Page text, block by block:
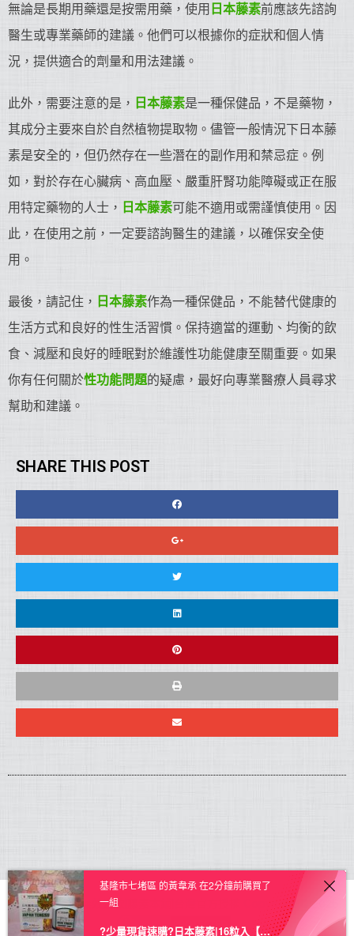
無論是長期用藥還是按需用藥，使用 日本藤素前應該先諮詢
醫生或專業藥師的建議。他們可以根據你的症狀和個人情
況，提供適合的劑量和用法建議。
此外，需要注意的是， 日本藤素是一種保健品，不是藥物，
其成分主要來自於自然植物提取物。儘管一般情況下日本藤
素是安全的，但仍然存在一些潛在的副作用和禁忌症。例
如，對於存在心臟病、高血壓、嚴重肝腎功能障礙或正在服
用特定藥物的人士， 日本藤素可能不適用或需謹慎使用。因
此，在使用之前，一定要諮詢醫生的建議，以確保安全使
用。
最後，請記住， 日本藤素作為一種保健品，不能替代健康的
生活方式和良好的性生活習慣。保持適當的運動、均衡的飲
食、減壓和良好的睡眠對於維護性功能健康至關重要。如果
你有任何關於性功能問題的疑慮，最好向專業醫療人員尋求
幫助和建議。
SHARE THIS POST
日本藤素正品|無效退款|藤素本鋪|台灣官方授權 Copyright © 2026.
基隆市七堵區 的黃韋承 在2分鐘前購買了
一組
?少量現貨速購?日本藤素|16粒入【授權進口】★三送一★ – 1盒 原價1699 現下殺價 1599